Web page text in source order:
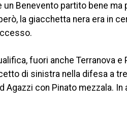
Benevento partito bene
la giacchetta nera era in
fuori anche Terranova
di sinistra nella difesa a
Agazzi con Pinato mezzala.